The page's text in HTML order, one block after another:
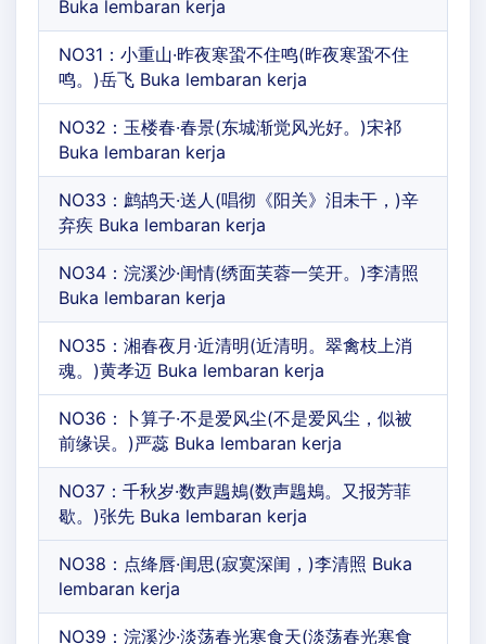
Buka lembaran kerja
NO31：小重山·昨夜寒蛩不住鸣(昨夜寒蛩不住
鸣。)岳飞 Buka lembaran kerja
NO32：玉楼春·春景(东城渐觉风光好。)宋祁
Buka lembaran kerja
NO33：鹧鸪天·送人(唱彻《阳关》泪未干，)辛
弃疾 Buka lembaran kerja
NO34：浣溪沙·闺情(绣面芙蓉一笑开。)李清照
Buka lembaran kerja
NO35：湘春夜月·近清明(近清明。翠禽枝上消
魂。)黄孝迈 Buka lembaran kerja
NO36：卜算子·不是爱风尘(不是爱风尘，似被
前缘误。)严蕊 Buka lembaran kerja
NO37：千秋岁·数声鶗鴂(数声鶗鴂。又报芳菲
歇。)张先 Buka lembaran kerja
NO38：点绛唇·闺思(寂寞深闺，)李清照 Buka
lembaran kerja
NO39：浣溪沙·淡荡春光寒食天(淡荡春光寒食